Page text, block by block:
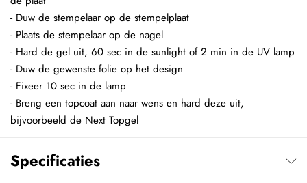
- Duw de stempelaar op de stempelplaat
- Plaats de stempelaar op de nagel
- Hard de gel uit, 60 sec in de sunlight of 2 min in de UV lamp
- Duw de gewenste folie op het design
- Fixeer 10 sec in de lamp
- Breng een topcoat aan naar wens en hard deze uit,
bijvoorbeeld de Next Topgel
Specificaties